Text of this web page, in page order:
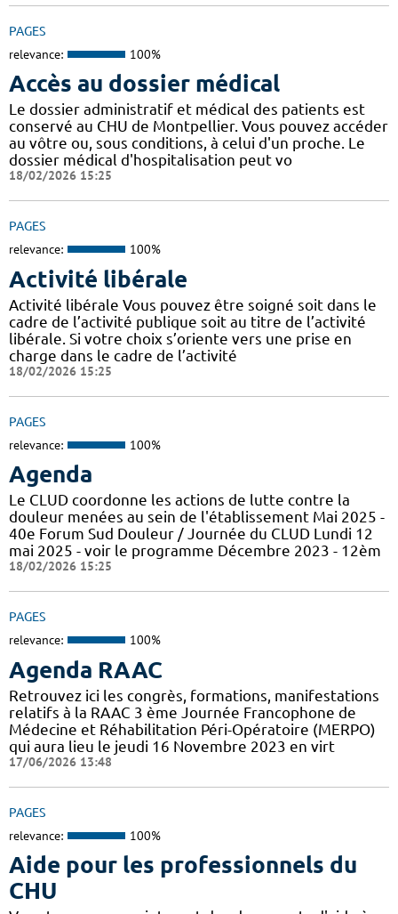
PAGES
relevance: 100%
Accès au dossier médical
Le dossier administratif et médical des patients est
conservé au CHU de Montpellier. Vous pouvez accéder
au vôtre ou, sous conditions, à celui d'un proche. Le
dossier médical d'hospitalisation peut vo
18/02/2026 15:25
PAGES
relevance: 100%
Activité libérale
Activité libérale Vous pouvez être soigné soit dans le
cadre de l’activité publique soit au titre de l’activité
libérale. Si votre choix s’oriente vers une prise en
charge dans le cadre de l’activité
18/02/2026 15:25
PAGES
relevance: 100%
Agenda
Le CLUD coordonne les actions de lutte contre la
douleur menées au sein de l'établissement Mai 2025 -
40e Forum Sud Douleur / Journée du CLUD Lundi 12
mai 2025 - voir le programme Décembre 2023 - 12èm
18/02/2026 15:25
PAGES
relevance: 100%
Agenda RAAC
Retrouvez ici les congrès, formations, manifestations
relatifs à la RAAC 3 ème Journée Francophone de
Médecine et Réhabilitation Péri-Opératoire (MERPO)
qui aura lieu le jeudi 16 Novembre 2023 en virt
17/06/2026 13:48
PAGES
relevance: 100%
Aide pour les professionnels du
CHU